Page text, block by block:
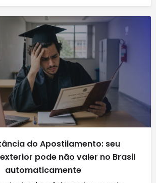
do Apostilamento: seu
pode não valer no Brasil
automaticamente